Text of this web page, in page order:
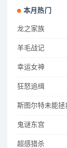
本月热门
龙之家族
羊毛战记
幸运女神
狂怒追缉
斯图尔特未能拯
鬼谜东宫
超感猎杀